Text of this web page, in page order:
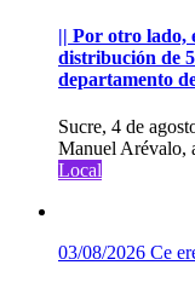
|| Por otro lado,
distribución de
departamento
Sucre, 4 de
Manuel Arévalo,
Local
03/08/2026 Ce